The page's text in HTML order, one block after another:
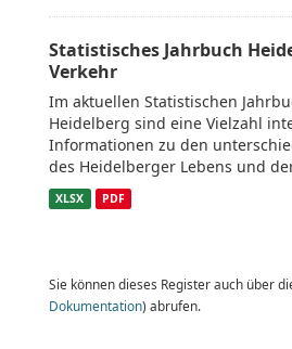
Statistisches Jahrbuch
Verkehr
Im aktuellen Statistischen
Heidelberg sind eine Vielzahl
Informationen zu den
des Heidelberger Lebens und
XLSX PDF
Sie können dieses Register auch über
Dokumentation) abrufen.